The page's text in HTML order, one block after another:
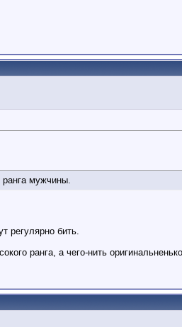
ранга мужчины.
регулярно бить.
ранга, а чего-нить